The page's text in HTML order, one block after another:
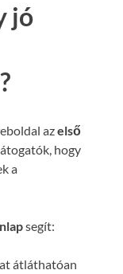
jó
azelső
hogy
a
segít:
átláthatóan